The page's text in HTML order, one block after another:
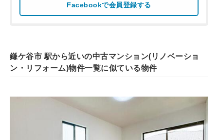
Facebookで会員登録する
鎌ケ谷市 駅から近いの中古マンション(リノベーショ
ン・リフォーム)物件一覧に似ている物件